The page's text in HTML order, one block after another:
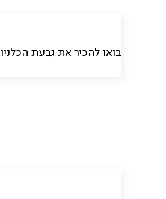
בואו להכיר את גבעת